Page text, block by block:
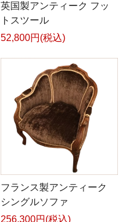
英国製アンティーク フッ
トスツール
52,800円(税込)
フランス製アンティーク
シングルソファ
256,300円(税込)